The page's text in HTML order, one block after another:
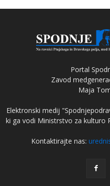
Portal
Zavod
Maja
Elektronski medij
ki ga vodi Ministrstvo za kulturo
Kontaktirajte nas: